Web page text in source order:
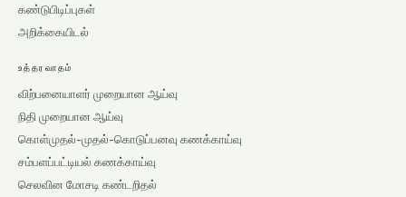
கண்டுபிடிப்புகள்
அறிக்கையிடல்
உத்தரவாதம்
விற்பனையாளர் முறையான ஆய்வு
நிதி முறையான ஆய்வு
கொள்முதல்-முதல்-கொடுப்பனவு கணக்காய்வு
சம்பளப்பட்டியல் கணக்காய்வு
செலவின மோசடி கண்டறிதல்